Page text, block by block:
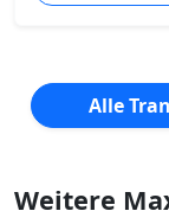
Alle
Weitere